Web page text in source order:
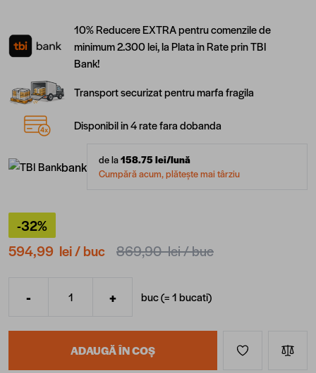
10% Reducere EXTRA pentru comenzile de
minimum 2.300 lei, la Plata în Rate prin TBI
Bank!
Transport securizat pentru marfa fragila
Disponibil in 4 rate fara dobanda
bank de la158.75 lei/lună
Cumpără acum, plătește mai târziu
-32%
594,99 lei/ buc 869,90 lei/ buc
Cantitate
- + buc (=1bucati)
ADAUGĂ ÎN COȘ